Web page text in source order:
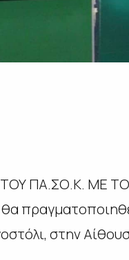
ΤΟΥ ΠΑ.ΣΟ.Κ. ΜΕ
θα
στην